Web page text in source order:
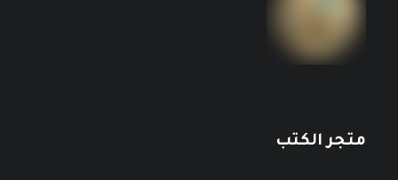
صنع القرار في إيران والعلاقات العربية – الإيرانية
متجر الكتب